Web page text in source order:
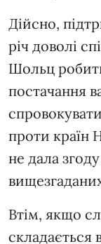
Дійсно,
річ доволі
Шольц
постачання
проти країн
не дала
Втім, якщо
складається